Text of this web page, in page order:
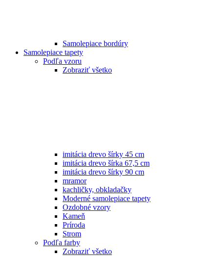
Samolepiace bordúry
Samolepiace tapety
Podľa vzoru
Zobraziť všetko
imitácia drevo šírky 45 cm
imitácia drevo šírka 67,5 cm
imitácia drevo šírky 90 cm
mramor
kachličky, obkladačky
Moderné samolepiace tapety
Ozdobné vzory
Kameň
Príroda
Strom
Podľa farby
Zobraziť všetko